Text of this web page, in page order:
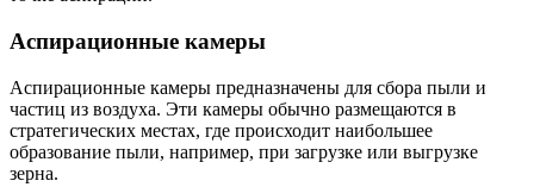
Аспирационные камеры
Аспирационные камеры предназначены для сбора пыли и
частиц из воздуха. Эти камеры обычно размещаются в
стратегических местах, где происходит наибольшее
образование пыли, например, при загрузке или выгрузке
зерна.